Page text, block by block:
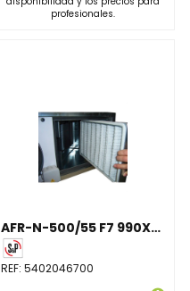
profesionales.
AFR-N-500/55 F7 990X545X48 MARCO METALICO
REF:5402046700